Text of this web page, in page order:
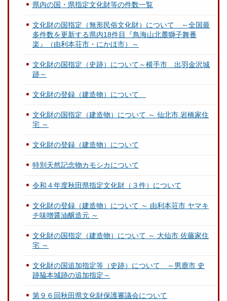
県内の国・県指定文化財等の件数一覧
文化財の国指定（無形民俗文化財）について ～全国最
多件数を更新する県内18件目『鳥海山北麓獅子舞番
楽』（由利本荘市・にかほ市）～
文化財の国指定（史跡）について～横手市 出羽金沢城
跡～
文化財の登録（建造物）について
文化財の国指定（建造物）について ～ 仙北市 岩橋家住
宅 ～
文化財の登録（建造物）について
特別天然記念物カモシカについて
令和４年度秋田県指定文化財（３件）について
文化財の登録（建造物）について ～ 由利本荘市 ヤマキ
チ味噌醤油醸造元 ～
文化財の国指定（建造物）について ～ 大仙市 佐藤家住
宅 ～
文化財の国追加指定等（史跡）について ～男鹿市 史
跡脇本城跡の追加指定～
第９６回秋田県文化財保護審議会について